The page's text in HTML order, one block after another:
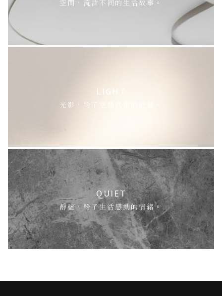
空間，流淌不同的生活故事。
LIGHT
光影，給了空間活潑的能量。
QUIET
靜謐，給了生活感動的情緒。